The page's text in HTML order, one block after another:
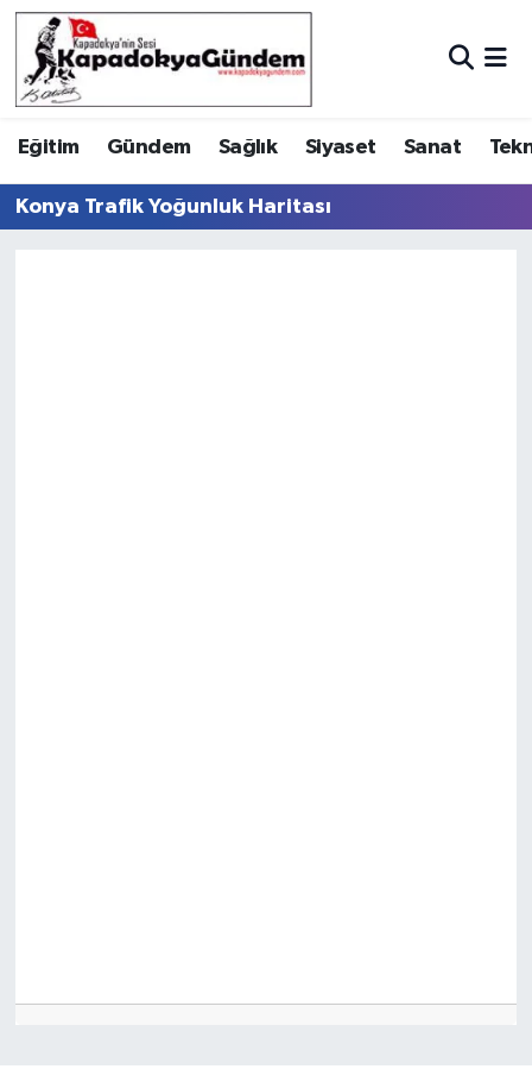
Eğitim Gündem Sağlık Siyaset Sanat
Konya Trafik Yoğunluk Haritası
Hava Durumu
Trafik Durumu
Süper Lig Puan Durumu ve Fikstür